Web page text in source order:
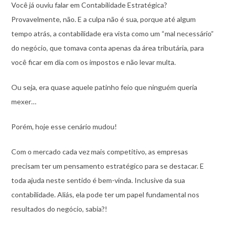
Você já ouviu falar em Contabilidade Estratégica?
Provavelmente, não. E a culpa não é sua, porque até algum
tempo atrás, a contabilidade era vista como um “mal necessário”
do negócio, que tomava conta apenas da área tributária, para
você ficar em dia com os impostos e não levar multa.
Ou seja, era quase aquele patinho feio que ninguém queria
mexer…
Porém, hoje esse cenário mudou!
Com o mercado cada vez mais competitivo, as empresas
precisam ter um pensamento estratégico para se destacar. E
toda ajuda neste sentido é bem-vinda. Inclusive da sua
contabilidade. Aliás, ela pode ter um papel fundamental nos
resultados do negócio, sabia?!